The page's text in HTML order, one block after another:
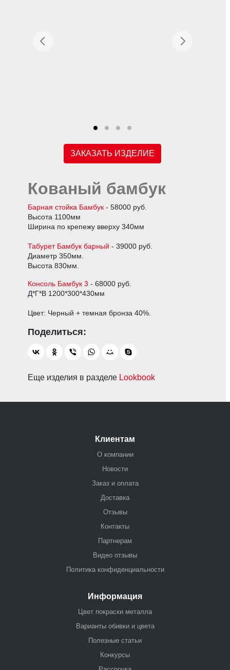
ЗАКАЗАТЬ ИЗДЕЛИЕ
Кованый бамбук
Барная стойка Бамбук- 58000 руб.
Высота 1100мм
Ширина по крепежу вверху 340мм
Табурет Бамбук барный - 39000 руб.
Диаметр 350мм.
Высота 830мм.
Консоль Бамбук 3 - 68000 руб.
Д*Г*В 1200*300*430мм
Цвет: Черный + темная бронза 40%.
Еще изделия в разделе Lookbook
Клиентам
О компании
Новости
Заказ и оплата
Доставка
Отзывы
Контакты
Партнерам
Видео отзывы
Политика конфиденциальности
Информация
Цвет покраски металла
Варианты обивки и цвета
Полезные статьи
Конкурсы